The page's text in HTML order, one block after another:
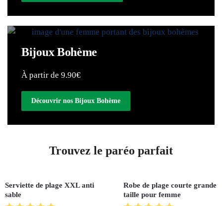
Bijoux Bohème
À partir de 9.90€
Découvrir nos Bijoux Bohème
Trouvez le paréo parfait
Serviette de plage XXL anti
sable
Robe de plage courte grande
taille pour femme